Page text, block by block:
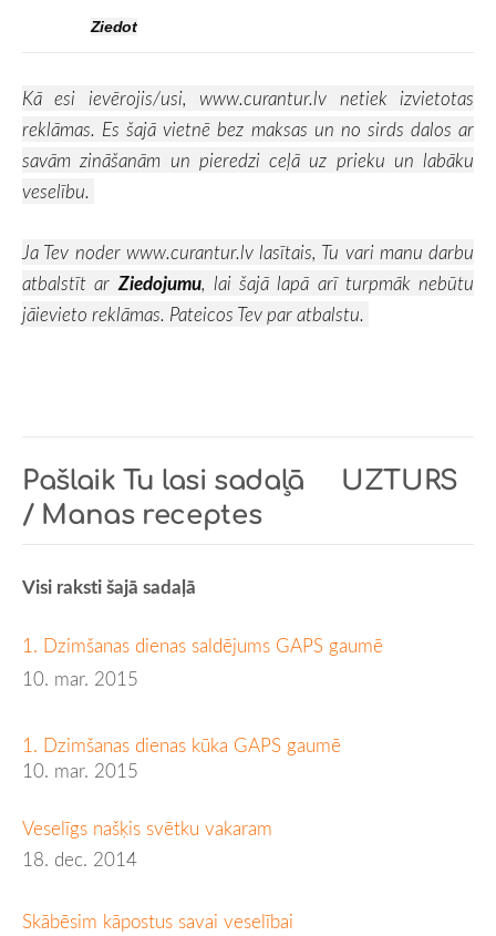
Ziedot
Kā esi ievērojis/usi, www.curantur.lv netiek izvietotas
reklāmas. Es šajā vietnē bez maksas un no sirds dalos ar
savām zināšanām un pieredzi ceļā uz prieku un labāku
veselību.
Ja Tev noder www.curantur.lvlasītais, Tu vari manu darbu
atbalstīt ar Ziedojumu, lai šajā lapā arī turpmāk nebūtu
jāievieto reklāmas. Pateicos Tev par atbalstu.
Pašlaik Tu lasi sadaļā UZTURS
/ Manas receptes
Visi raksti šajā sadaļā
1. Dzimšanas dienas saldējums GAPS gaumē
10. mar. 2015
1. Dzimšanas dienas kūka GAPS gaumē
10. mar. 2015
Veselīgs našķis svētku vakaram
18. dec. 2014
Skābēsim kāpostus savai veselībai